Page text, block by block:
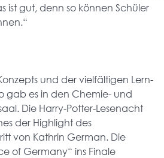
ist gut, denn so können Schüler
und der vielfältigen Lern-
gab es in den Chemie- und
Die Harry-Potter-Lesenacht
der Highlight des
von Kathrin German. Die
of Germany“ ins Finale